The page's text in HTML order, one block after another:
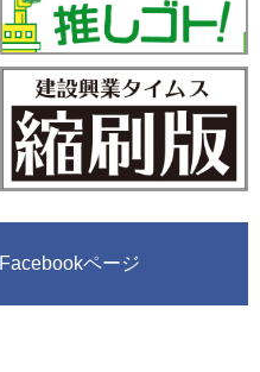
Facebookページ